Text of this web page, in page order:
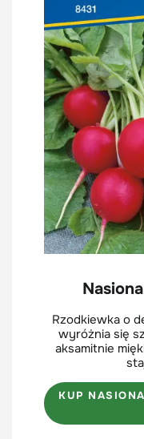
Rzodkiewka o
wyróżnia się
aksamitnie
KUP